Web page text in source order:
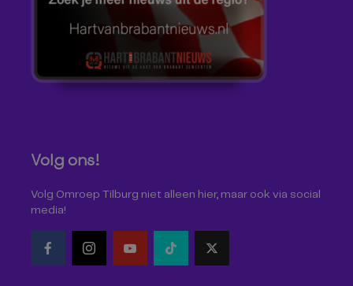
Volg ons!
Volg Omroep Tilburg niet alleen hier, maar ook via social
media!